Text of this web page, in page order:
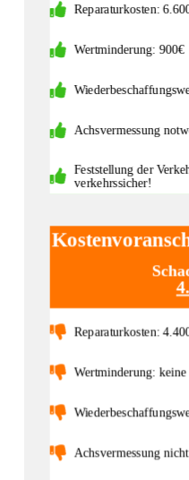
Reparaturkosten:
Wertminderung: 900€
Achsvermessung
Feststellung der
verkehrssicher!
Reparaturkosten:
Wertminderung: keine
Achsvermessung